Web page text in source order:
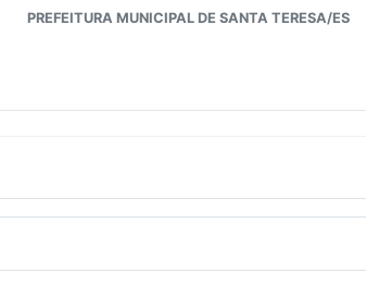
PREFEITURA MUNICIPAL DE SANTA TERESA/ES